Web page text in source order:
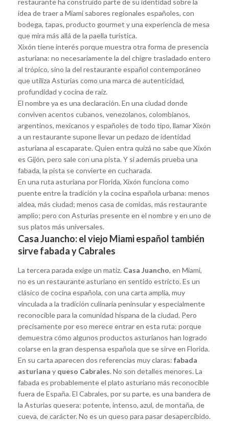
idea de traer a Miami sabores regionales españoles, con
bodega, tapas, producto gourmet y una experiencia de mesa
que mira más allá de la paella turística.
Xixón tiene interés porque muestra otra forma de presencia
asturiana: no necesariamente la del chigre trasladado entero
al trópico, sino la del restaurante español contemporáneo
que utiliza Asturias como una marca de autenticidad,
profundidad y cocina de raíz.
El nombre ya es una declaración. En una ciudad donde
conviven acentos cubanos, venezolanos, colombianos,
argentinos, mexicanos y españoles de todo tipo, llamar Xixón
a un restaurante supone llevar un pedazo de identidad
asturiana al escaparate. Quien entra quizá no sabe que Xixón
es Gijón, pero sale con una pista. Y si además prueba una
fabada, la pista se convierte en cucharada.
En una ruta asturiana por Florida, Xixón funciona como
puente entre la tradición y la cocina española urbana: menos
aldea, más ciudad; menos casa de comidas, más restaurante
amplio; pero con Asturias presente en el nombre y en uno de
sus platos más universales.
Casa Juancho: el viejo Miami español también
sirve fabada y Cabrales
La tercera parada exige un matiz. Casa Juancho, en Miami,
no es un restaurante asturiano en sentido estricto. Es un
clásico de cocina española, con una carta amplia, muy
vinculada a la tradición culinaria peninsular y especialmente
reconocible para la comunidad hispana de la ciudad. Pero
precisamente por eso merece entrar en esta ruta: porque
demuestra cómo algunos productos asturianos han logrado
colarse en la gran despensa española que se sirve en Florida.
En su carta aparecen dos referencias muy claras: fabada
asturiana y queso Cabrales. No son detalles menores. La
fabada es probablemente el plato asturiano más reconocible
fuera de España. El Cabrales, por su parte, es una bandera de
la Asturias quesera: potente, intenso, azul, de montaña, de
cueva, de carácter. No es un queso para pasar desapercibido.